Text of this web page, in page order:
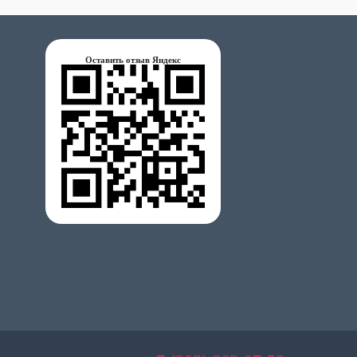
Оставить отзыв Яндекс